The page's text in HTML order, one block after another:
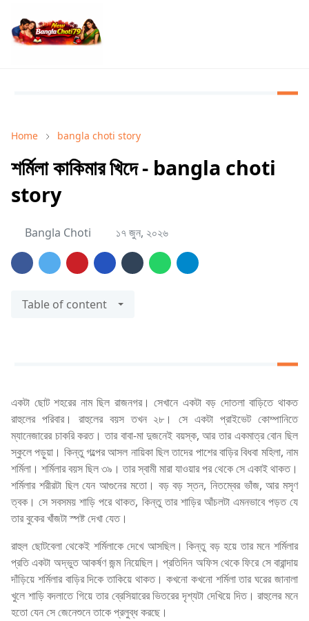
Home bangla choti story
শর্মিলা কাকিমার খিদে - bangla choti
story
Bangla Choti ১৭ জুন, ২০২৬
Table of content
একটা ছোট শহরের নাম ছিল রাজনগর। সেখানে একটা বড় দোতলা বাড়িতে থাকত
রাহুলের পরিবার। রাহুলের বয়স তখন ২৮। সে একটা প্রাইভেট কোম্পানিতে
ম্যানেজারের চাকরি করত। তার বাবা-মা দুজনেই বয়স্ক, আর তার একমাত্র বোন ছিল
স্কুলে পড়ুয়া। কিন্তু গল্পের আসল নায়িকা ছিল তাদের পাশের বাড়ির বিধবা মহিলা, নাম
শর্মিলা। শর্মিলার বয়স ছিল ৩৯। তার স্বামী মারা যাওয়ার পর থেকে সে একাই থাকত।
শর্মিলার শরীরটা ছিল যেন আগুনের মতো। বড় বড় স্তন, নিতম্বের ভাঁজ, আর মসৃণ
ত্বক। সে সবসময় শাড়ি পরে থাকত, কিন্তু তার শাড়ির আঁচলটা এমনভাবে পড়ত যে
তার বুকের খাঁজটা স্পষ্ট দেখা যেত।
রাহুল ছোটবেলা থেকেই শর্মিলাকে দেখে আসছিল। কিন্তু বড় হয়ে তার মনে শর্মিলার
প্রতি একটা অদ্ভুত আকর্ষণ জন্ম নিয়েছিল। প্রতিদিন অফিস থেকে ফিরে সে বারান্দায়
দাঁড়িয়ে শর্মিলার বাড়ির দিকে তাকিয়ে থাকত। কখনো কখনো শর্মিলা তার ঘরের জানালা
খুলে শাড়ি বদলাতে গিয়ে তার ব্রেসিয়ারের ভিতরের দৃশ্যটা দেখিয়ে দিত। রাহুলের মনে
হতো যেন সে জেনেশুনে তাকে প্রলুব্ধ করছে।